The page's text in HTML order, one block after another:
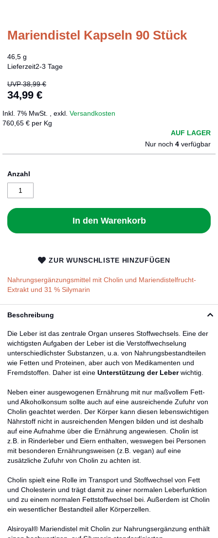
Mariendistel Kapseln 90 Stück
46,5 g
Lieferzeit2-3 Tage
UVP 38,99 €
Sonderangebot
34,99 €
Inkl. 7% MwSt. exkl. Versandkosten
760,65 € per Kg
AUF LAGER
Nur noch 4 verfügbar
Anzahl
In den Warenkorb
ZUR WUNSCHLISTE HINZUFÜGEN
Nahrungsergänzungsmittel mit Cholin und Mariendistelfrucht-
Extrakt und 31 % Silymarin
Zum
Bildergalerie
Beschreibung
Die Leber ist das zentrale Organ unseres Stoffwechsels. Eine der
wichtigsten Aufgaben der Leber ist die Verstoffwechselung
unterschiedlichster Substanzen, u.a. von Nahrungsbestandteilen
wie Fetten und Proteinen, aber auch von Medikamenten und
Fremdstoffen. Daher ist eine Unterstützung der Leberwichtig.
Neben einer ausgewogenen Ernährung mit nur maßvollem Fett-
und Alkoholkonsum sollte auch auf eine ausreichende Zufuhr von
Cholin geachtet werden. Der Körper kann diesen lebenswichtigen
Nährstoff nicht in ausreichenden Mengen bilden und ist deshalb
auf eine Aufnahme über die Ernährung angewiesen. Cholin ist
z.B. in Rinderleber und Eiern enthalten, weswegen bei Personen
mit besonderen Ernährungsweisen (z.B. vegan) auf eine
zusätzliche Zufuhr von Cholin zu achten ist.
Cholin spielt eine Rolle im Transport und Stoffwechsel von Fett
und Cholesterin und trägt damit zu einer normalen Leberfunktion
und zu einem normalen Fettstoffwechsel bei. Außerdem ist Cholin
ein wesentlicher Bestandteil aller Körperzellen.
Alsiroyal® Mariendistel mit Cholin zur Nahrungsergänzung enthält